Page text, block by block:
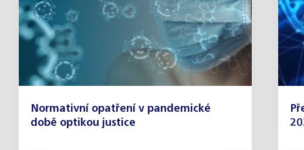
Normativní opatření v pandemické
době optikou justice